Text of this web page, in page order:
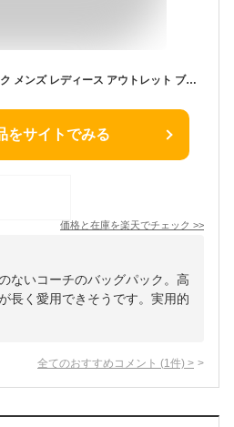
コーチ バックパック リュック メンズ レディース アウトレット ブランド COACH レザー CT707 QBMI5 ブラック 高級 おしゃれ プレゼント 実用的
をサイトでみる
価格と在庫を楽天でチェック >>
ないコーチのバッグパック。高
長く愛用できそうです。実用的
全てのおすすめコメント (1 件) >